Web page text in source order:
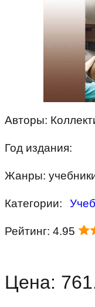
Авторы:
Год издания:
Жанры:
Категории:
Рейтинг: 4.95
Цена: